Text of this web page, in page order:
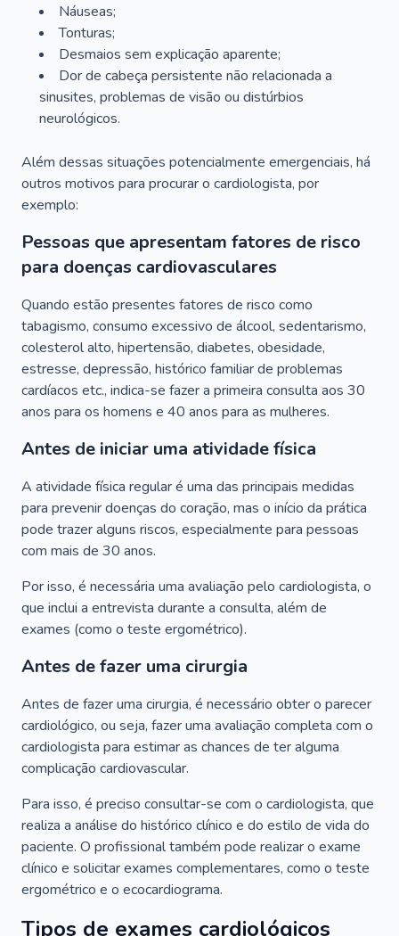
Náuseas;
Tonturas;
Desmaios sem explicação aparente;
Dor de cabeça persistente não relacionada a
sinusites, problemas de visão ou distúrbios
neurológicos.
Além dessas situações potencialmente emergenciais, há
outros motivos para procurar o cardiologista, por
exemplo:
Pessoas que apresentam fatores de risco
para doenças cardiovasculares
Quando estão presentes fatores de risco como
tabagismo, consumo excessivo de álcool, sedentarismo,
colesterol alto, hipertensão, diabetes, obesidade,
estresse, depressão, histórico familiar de problemas
cardíacos etc., indica-se fazer a primeira consulta aos 30
anos para os homens e 40 anos para as mulheres.
Antes de iniciar uma atividade física
A atividade física regular é uma das principais medidas
para prevenir doenças do coração, mas o início da prática
pode trazer alguns riscos, especialmente para pessoas
com mais de 30 anos.
Por isso, é necessária uma avaliação pelo cardiologista, o
que inclui a entrevista durante a consulta, além de
exames (como o teste ergométrico).
Antes de fazer uma cirurgia
Antes de fazer uma cirurgia, é necessário obter o parecer
cardiológico, ou seja, fazer uma avaliação completa com o
cardiologista para estimar as chances de ter alguma
complicação cardiovascular.
Para isso, é preciso consultar-se com o cardiologista, que
realiza a análise do histórico clínico e do estilo de vida do
paciente. O profissional também pode realizar o exame
clínico e solicitar exames complementares, como o teste
ergométrico e o ecocardiograma.
Tipos de exames cardiológicos